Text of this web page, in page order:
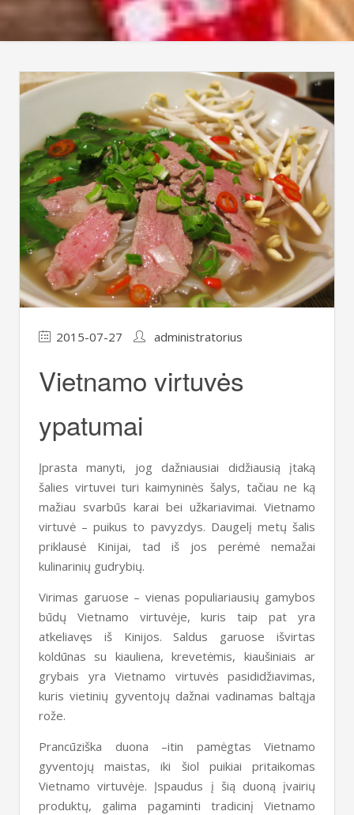
2015-07-27 administratorius
Vietnamo virtuvės
ypatumai
Įprasta manyti, jog dažniausiai didžiausią įtaką
šalies virtuvei turi kaimyninės šalys, tačiau ne ką
mažiau svarbūs karai bei užkariavimai. Vietnamo
virtuvė – puikus to pavyzdys. Daugelį metų šalis
priklausė Kinijai, tad iš jos perėmė nemažai
kulinarinių gudrybių.
Virimas garuose – vienas populiariausių gamybos
būdų Vietnamo virtuvėje, kuris taip pat yra
atkeliavęs iš Kinijos. Saldus garuose išvirtas
koldūnas su kiauliena, krevetėmis, kiaušiniais ar
grybais yra Vietnamo virtuvės pasididžiavimas,
kuris vietinių gyventojų dažnai vadinamas baltąja
rože.
Prancūziška duona –itin pamėgtas Vietnamo
gyventojų maistas, iki šiol puikiai pritaikomas
Vietnamo virtuvėje. Įspaudus į šią duoną įvairių
produktų, galima pagaminti tradicinį Vietnamo